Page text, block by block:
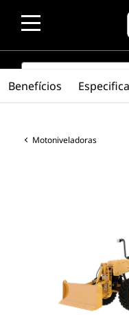
SEARCH
Motoniveladoras
Benefícios